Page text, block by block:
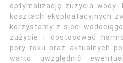
optymalizację zużycia wody.
kosztach eksploatacyjnych
korzystamy z sieci
zużycie i dostosować
pory roku oraz aktualnych
warto uwzględnić